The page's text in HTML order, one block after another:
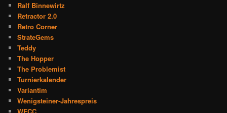
Ralf Binnewirtz
Retractor 2.0
Retro Corner
StrateGems
Teddy
The Hopper
The Problemist
Turnierkalender
Variantim
Wenigsteiner-Jahrespreis